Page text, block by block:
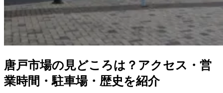
唐戸市場の見どころは？アクセス・営
業時間・駐車場・歴史を紹介